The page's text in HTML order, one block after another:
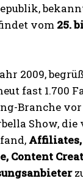
vom 25.
2009,
fast 1.700
Branche
Show, die
Affiliates,
Content